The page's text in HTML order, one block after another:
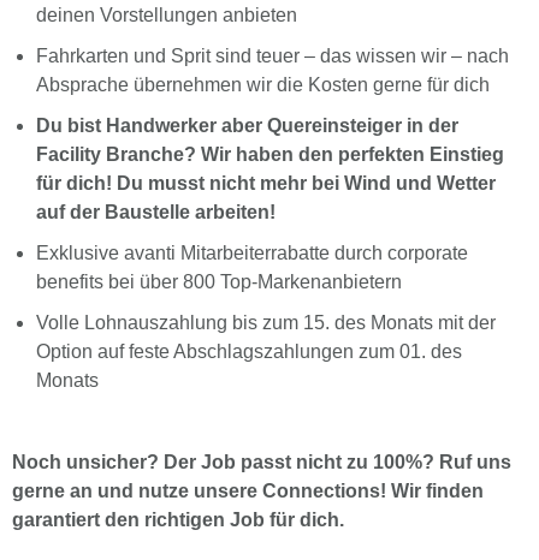
deinen Vorstellungen anbieten
Fahrkarten und Sprit sind teuer – das wissen wir – nach
Absprache übernehmen wir die Kosten gerne für dich
Du bist Handwerker aber Quereinsteiger in der
Facility Branche? Wir haben den perfekten Einstieg
für dich! Du musst nicht mehr bei Wind und Wetter
auf der Baustelle arbeiten!
Exklusive avanti Mitarbeiterrabatte durch corporate
benefits bei über 800 Top-Markenanbietern
Volle Lohnauszahlung bis zum 15. des Monats mit der
Option auf feste Abschlagszahlungen zum 01. des
Monats
Noch unsicher? Der Job passt nicht zu 100%? Ruf uns
gerne an und nutze unsere Connections! Wir finden
garantiert den richtigen Job für dich.